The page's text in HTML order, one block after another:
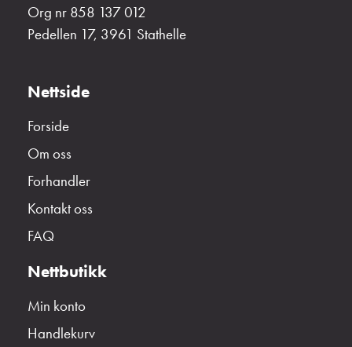
Org nr 858 137 012
Pedellen 17, 3961 Stathelle
Nettside
Forside
Om oss
Forhandler
Kontakt oss
FAQ
Nettbutikk
Min konto
Handlekurv